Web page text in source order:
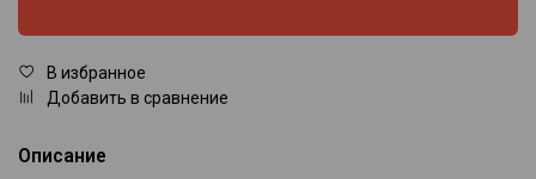
В избранное
Добавить в сравнение
Описание